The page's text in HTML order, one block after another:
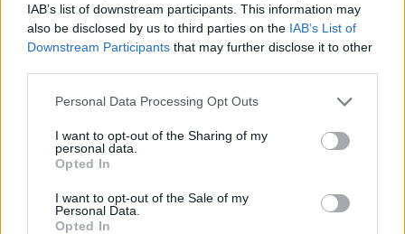
IAB’s list of downstream participants. This information may
also be disclosed by us to third parties on the IAB’s List of
Downstream Participants that may further disclose it to other
Please note that this website/app uses one or more Google
not limited to your visit or usage behaviour. You may click to
grant or deny consent to Google and its third-party tags to
use your data for below specified purposes in below Google
consent section.
Personal Data Processing Opt Outs
I want to opt-out of the Sharing of my
personal data.
Opted In
I want to opt-out of the Sale of my
Personal Data.
Opted In
(a nagyítások nyugatról kelet felé)